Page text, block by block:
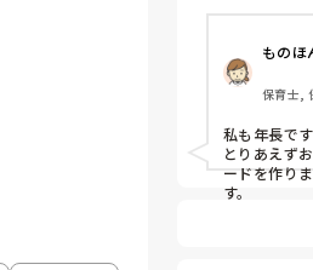
歌、絵本
ものほ
保育士,
私も年長です
とりあえず
ードを作り
す。